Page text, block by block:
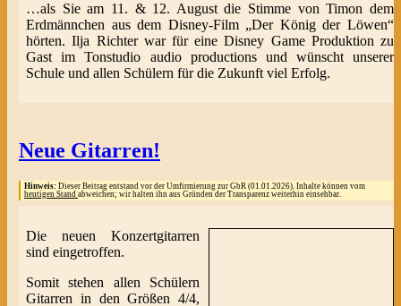
…als Sie am 11. & 12. August die Stimme von Timon dem
Erdmännchen aus dem Disney-Film „Der König der Löwen“
hörten. Ilja Richter war für eine Disney Game Produktion zu
Gast im Tonstudio audio productions und wünscht unserer
Schule und allen Schülern für die Zukunft viel Erfolg.
Neue Gitarren!
Hinweis: Dieser Beitrag entstand vor der Umfirmierung zur GbR (01.01.2026). Inhalte können vom
heutigen Stand abweichen; wir halten ihn aus Gründen der Transparenz weiterhin einsehbar.
Die neuen Konzertgitarren
sind eingetroffen.
Somit stehen allen Schülern
Gitarren in den Größen 4/4,